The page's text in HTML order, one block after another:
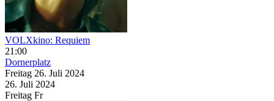
VOLXkino: Requiem
21:00
Dornerplatz
Freitag 26. Juli 2024
26. Juli 2024
Freitag Fr